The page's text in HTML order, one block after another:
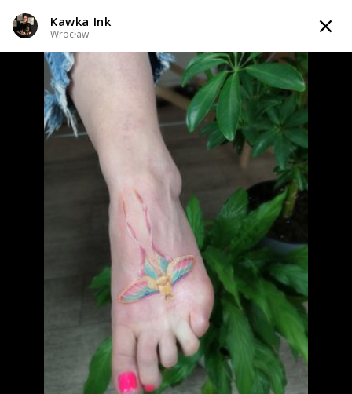
Kawka Ink
Wrocław
Dotwork / Line work / Fineline / Outline / Minimalizm /
Realizm / Watercolor
WIADOMOŚĆ
WZORY TATTOO LIFE INFO
Kawka Ink
Wrocław